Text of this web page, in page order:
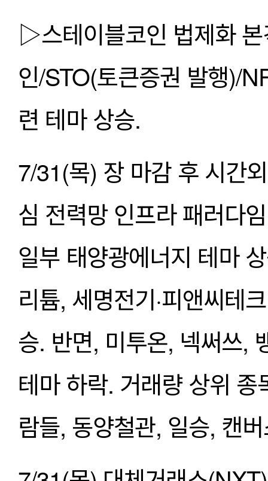
▷스테이블코인 법제화
인/STO(토큰증권 발행)/
련 테마 상승.
7/31(목) 장 마감 후 시간
심 전력망 인프라 패러다
일부 태양광에너지 테마
리튬, 세명전기·피앤씨테
승. 반면, 미투온, 넥써쓰,
테마 하락. 거래량 상위
람들, 동양철관, 일승, 캔